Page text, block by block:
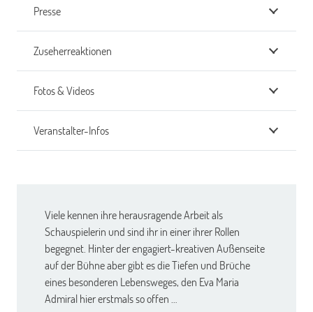
Presse
Zuseherreaktionen
Fotos & Videos
Veranstalter-Infos
Viele kennen ihre herausragende Arbeit als
Schauspielerin und sind ihr in einer ihrer Rollen
begegnet. Hinter der engagiert-kreativen Außenseite
auf der Bühne aber gibt es die Tiefen und Brüche
eines besonderen Lebensweges, den Eva Maria
Admiral hier erstmals so offen …